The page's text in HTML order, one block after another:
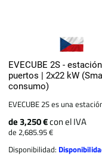
EVECUBE 2S -
puertos | 2x22 kW
consumo)
EVECUBE 2S es una
de 3,250 €con el IVA
de 2,685.95 €
Disponibilidad: